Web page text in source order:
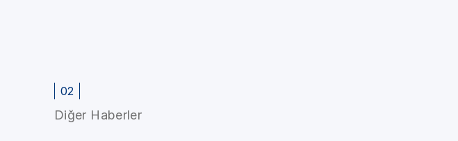
02
Diğer Haberler